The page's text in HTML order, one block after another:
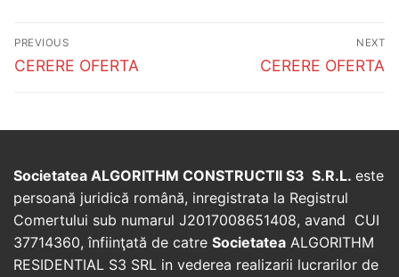
Post
navigation
PREVIOUS
Previous
CERERE OFERTA
NEXT
Next
CERERE OFERTA
Societatea ALGORITHM CONSTRUCTII S3 S.R.L. este
persoană juridică română, inregistrata la Registrul
Comertului sub numarul J2017008651408, avand CUI
37714360, înfiinţată de catre Societatea ALGORITHM
RESIDENTIAL S3 SRL in vederea realizarii lucrarilor de